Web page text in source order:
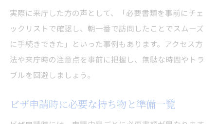
実際に来庁した方の声として、「必要書類を事前にチェ
ックリストで確認し、朝一番で訪問したことでスムーズ
に手続きできた」といった事例もあります。アクセス方
法や来庁時の注意点を事前に把握し、無駄な時間やトラ
ブルを回避しましょう。
ビザ申請時に必要な持ち物と準備一覧